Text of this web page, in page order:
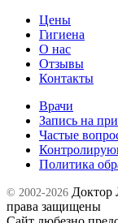
Цены
Гигиена
О нас
Отзывы
Контакты
Врачи
Запись на
Частые
Политика
© 2002-2026 Доктор
права защищены